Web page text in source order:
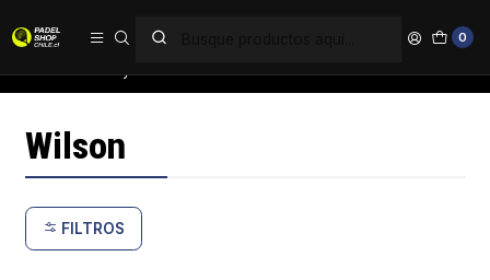
0
Wilson
FILTROS